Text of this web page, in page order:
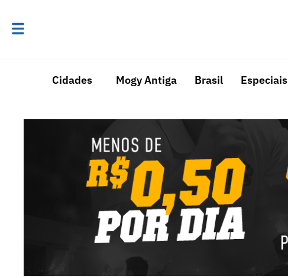
Cidades Mogy Antiga Brasil Especiais